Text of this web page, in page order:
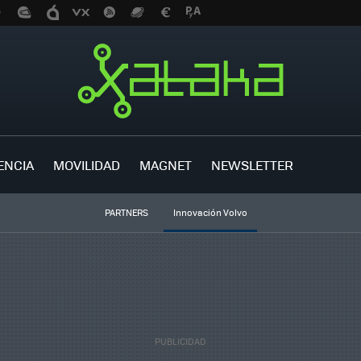
MOVILIDAD MAGNET NEWSLETTER
PARTNERS Innovación Volvo